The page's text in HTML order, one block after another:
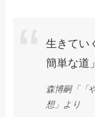
生きてい
簡単な道
森博嗣「「
想」より